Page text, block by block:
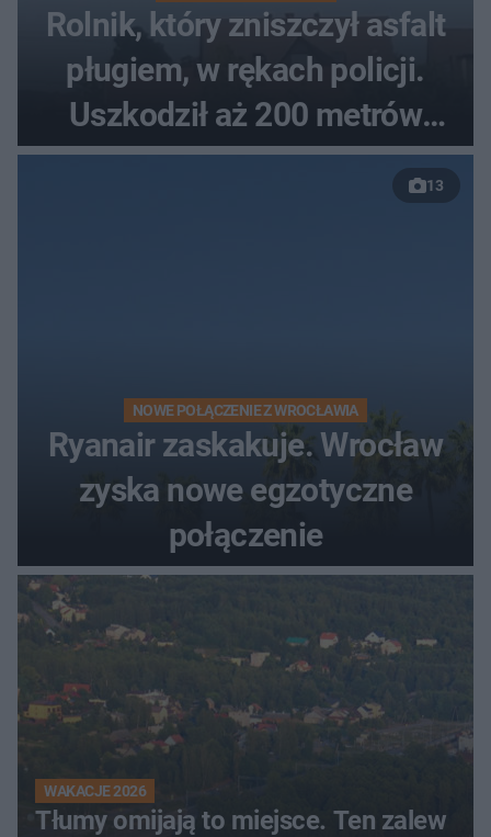
Rolnik, który zniszczył asfalt
pługiem, w rękach policji.
Uszkodził aż 200 metrów
nowej drogi
13
NOWE POŁĄCZENIE Z WROCŁAWIA
Ryanair zaskakuje. Wrocław
zyska nowe egzotyczne
połączenie
WAKACJE 2026
Tłumy omijają to miejsce. Ten zalew